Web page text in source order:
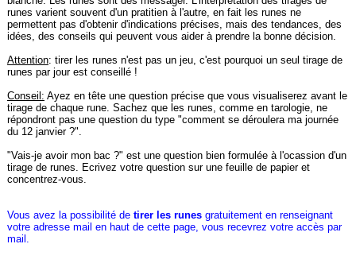
runes varient souvent d'un pratitien à l'autre, en fait les runes ne
permettent pas d'obtenir d'indications précises, mais des tendances, des
idées, des conseils qui peuvent vous aider à prendre la bonne décision.
Attention: tirer les runes n'est pas un jeu, c'est pourquoi un seul tirage de
runes par jour est conseillé !
Conseil: Ayez en tête une question précise que vous visualiserez avant le
tirage de chaque rune. Sachez que les runes, comme en tarologie, ne
répondront pas une question du type "comment se déroulera ma journée
du 12 janvier ?".
"Vais-je avoir mon bac ?" est une question bien formulée à l'ocassion d'un
tirage de runes. Ecrivez votre question sur une feuille de papier et
concentrez-vous.
Vous avez la possibilité de tirer les runes gratuitement en renseignant
votre adresse mail en haut de cette page, vous recevrez votre accès par
mail.